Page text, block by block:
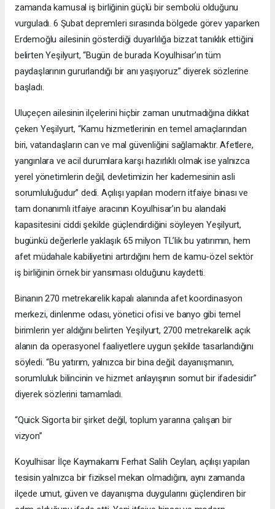
zamanda kamusal iş birliğinin güçlü bir sembolü olduğunu
vurguladı. 6 Şubat depremleri sırasında bölgede görev yaparken
Erdemoğlu ailesinin gösterdiği duyarlılığa bizzat tanıklık ettiğini
belirten Yeşilyurt, “Bugün de burada Koyulhisar’ın tüm
paydaşlarının gururlandığı bir anı yaşıyoruz” diyerek sözlerine
başladı.
Uluçeçen ailesinin ilçelerini hiçbir zaman unutmadığına dikkat
çeken Yeşilyurt, “Kamu hizmetlerinin en temel amaçlarından
biri, vatandaşların can ve mal güvenliğini sağlamaktır. Afetlere,
yangınlara ve acil durumlara karşı hazırlıklı olmak ise yalnızca
yerel yönetimlerin değil, devletimizin her kademesinin asli
sorumluluğudur” dedi. Açılışı yapılan modern itfaiye binası ve
tam donanımlı itfaiye aracının Koyulhisar’ın bu alandaki
kapasitesini ciddi şekilde güçlendirdiğini söyleyen Yeşilyurt,
bugünkü değerlerle yaklaşık 65 milyon TL’lik bu yatırımın, hem
afet müdahale kabiliyetini artırdığını hem de kamu-özel sektör
iş birliğinin örnek bir yansıması olduğunu kaydetti.
Binanın 270 metrekarelik kapalı alanında afet koordinasyon
merkezi, dinlenme odası, yönetici ofisi ve banyo gibi temel
birimlerin yer aldığını belirten Yeşilyurt, 2700 metrekarelik açık
alanın da operasyonel faaliyetlere uygun şekilde tasarlandığını
söyledi. “Bu yatırım, yalnızca bir bina değil; dayanışmanın,
sorumluluk bilincinin ve hizmet anlayışının somut bir ifadesidir”
diyerek sözlerini tamamladı.
“Quick Sigorta bir şirket değil, toplum yararına çalışan bir
vizyon”
Koyulhisar İlçe Kaymakamı Ferhat Salih Ceylan, açılışı yapılan
tesisin yalnızca bir fiziksel mekan olmadığını, aynı zamanda
ilçede umut, güven ve dayanışma duygularını güçlendiren bir